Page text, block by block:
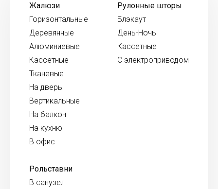
Жалюзи
Горизонтальные
Деревянные
Алюминиевые
Кассетные
Тканевые
На дверь
Вертикальные
На балкон
На кухню
В офис
Рулонные шторы
Блэкаут
День-Ночь
Кассетные
С электроприводом
Рольставни
В санузел